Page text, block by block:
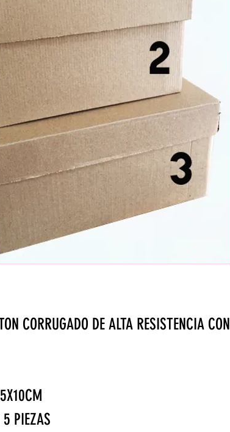
CORRUGADO DE ALTA RESISTENCIA CON
5 PIEZAS